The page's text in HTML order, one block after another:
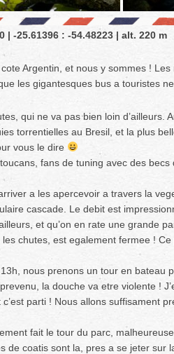
| -25.61396 : -54.48223 | alt. 220 m
Argentin, et nous y sommes !
les gigantesques bus a touristes
qui ne va pas bien loin d’ailleurs.
torrentielles au Bresil, et la plus
vous le dire
fans de tuning avec des becs
a les apercevoir a travers la
cascade. Le debit est
et qu’on en rate une grande
chutes, est egalement fermee !
nous prenons un tour en bateau
la douche va etre violente !
parti ! Nous allons suffisament
fait le tour du parc,
de coatis sont la, pres a se jeter sur